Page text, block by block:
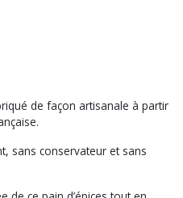
de façon artisanale à partir
sans conservateur et sans